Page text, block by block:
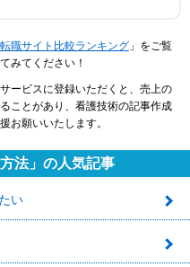
職サイト比較ランキング 」をご覧
みてください！
ービスに登録いただくと、売上の
ことがあり、看護技術の記事作成
お願いいたします。
法」の人気記事
い